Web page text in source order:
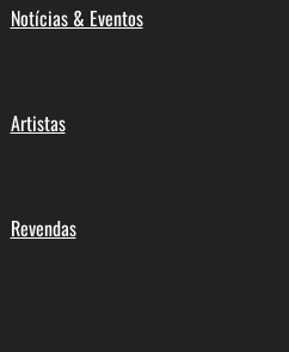
Notícias & Eventos
Artistas
Revendas